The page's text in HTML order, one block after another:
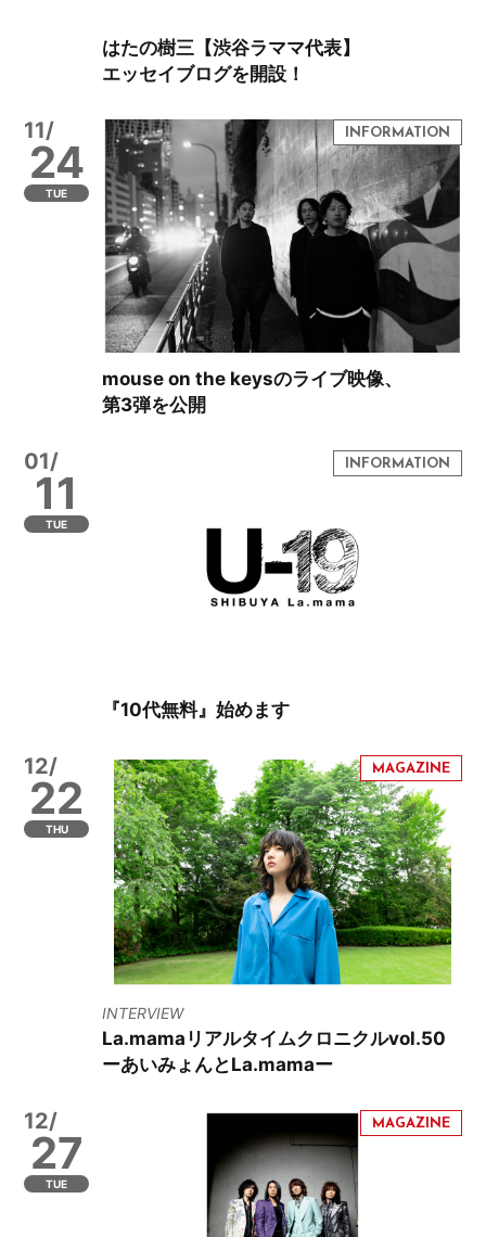
はたの樹三【渋谷ラママ代表】
エッセイブログを開設！
11/
24
TUE
mouse on the keysのライブ映像、
第3弾を公開
01/
11
TUE
『10代無料』始めます
12/
22
THU
INTERVIEW
La.mamaリアルタイムクロニクルvol.50
ーあいみょんとLa.mamaー
12/
27
TUE